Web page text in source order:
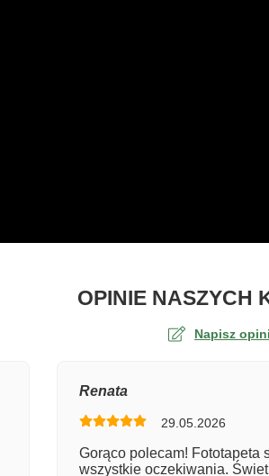
OPINIE NASZYCH
Napisz
Numer zamówienia
Renata
29.05.2026
Gorąco polecam! Fototapeta
wszystkie oczekiwania.